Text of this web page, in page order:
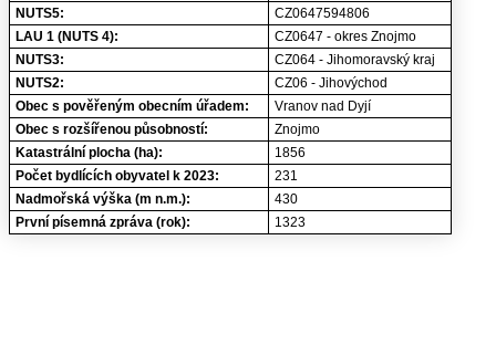
NUTS5:
CZ0647594806
LAU 1 (NUTS 4):
CZ0647 - okres Znojmo
NUTS3:
CZ064 - Jihomoravský kraj
NUTS2:
CZ06 - Jihovýchod
Obec s pověřeným obecním úřadem:
Vranov nad Dyjí
Obec s rozšířenou působností:
Znojmo
Katastrální plocha (ha):
1856
Počet bydlících obyvatel k 2023:
231
Nadmořská výška (m n.m.):
430
První písemná zpráva (rok):
1323